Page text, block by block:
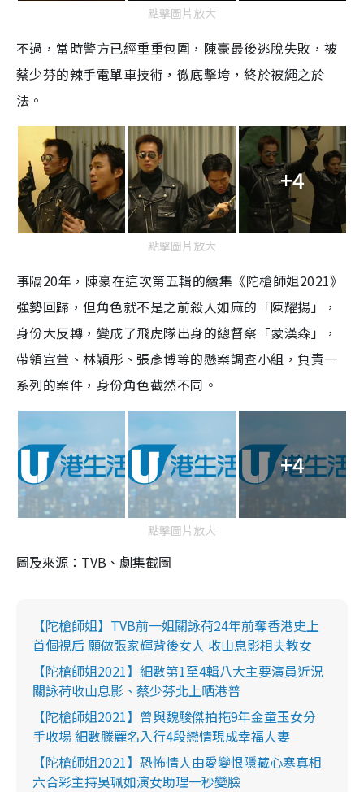
點擊圖片放大
不過，當時警方已經重重包圍，陳豪最後逃脫失敗，被
蔡少芬的辣手電單車技術，徹底擊垮，終於被繩之於
法。
+4
點擊圖片放大
事隔20年，陳豪在這次第五輯的續集《陀槍師姐2021》
強勢回歸，但角色就不是之前殺人如麻的「陳耀揚」，
身份大反轉，變成了飛虎隊出身的總督察「蒙漢森」，
帶領宣萱、林穎彤、張彥博等的懸案調查小組，負責一
系列的案件，身份角色截然不同。
+4
點擊圖片放大
圖及來源：TVB、劇集截圖
【陀槍師姐】TVB前一姐關詠荷24年前奪香港史上
首個視后 願做張家輝背後女人 收山息影相夫教女
【陀槍師姐2021】細數第1至4輯八大主要演員近況
關詠荷收山息影、蔡少芬北上晒港普
【陀槍師姐2021】曾與魏駿傑拍拖9年金童玉女分
手收場 細數滕麗名入行4段戀情現成幸福人妻
【陀槍師姐2021】恐怖情人由愛變恨隱藏心寒真相
六合彩主持吳珮如演女助理一秒變臉